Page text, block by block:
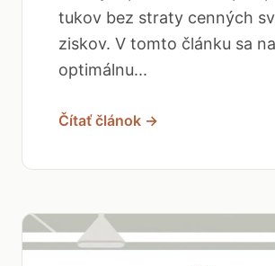
tukov bez straty cenných
ziskov. V tomto článku sa
optimálnu...
Čítať článok →